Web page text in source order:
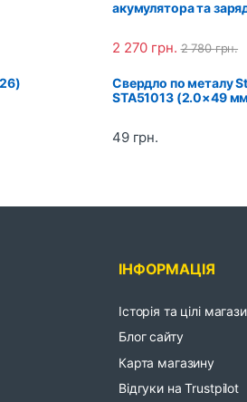
акумулятора та
2 270 грн. 2 780грн.
Свердло по металу
STA51013 (2.0×49
49 грн.
ІНФОРМАЦІЯ
Історія та цілі
Блог сайту
Карта магазину
Відгуки на Trustpilot